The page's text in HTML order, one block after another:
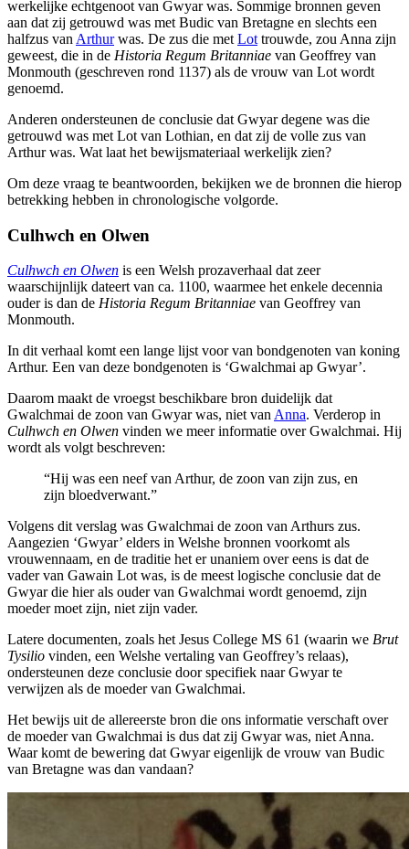
werkelijke echtgenoot van Gwyar was. Sommige bronnen geven
aan dat zij getrouwd was met Budic van Bretagne en slechts een
halfzus van Arthurwas. De zus die met Lot trouwde, zou Anna zijn
geweest, die in de Historia Regum Britanniae van Geoffrey van
Monmouth (geschreven rond 1137) als de vrouw van Lot wordt
genoemd.
Anderen ondersteunen de conclusie dat Gwyar degene was die
getrouwd was met Lot van Lothian, en dat zij de volle zus van
Arthur was. Wat laat het bewijsmateriaal werkelijk zien?
Om deze vraag te beantwoorden, bekijken we de bronnen die hierop
betrekking hebben in chronologische volgorde.
Culhwch en Olwen
Culhwch en Olwen is een Welsh prozaverhaal dat zeer
waarschijnlijk dateert van ca. 1100, waarmee het enkele decennia
ouder is dan de Historia Regum Britanniae van Geoffrey van
Monmouth.
In dit verhaal komt een lange lijst voor van bondgenoten van koning
Arthur. Een van deze bondgenoten is ‘Gwalchmai ap Gwyar’.
Daarom maakt de vroegst beschikbare bron duidelijk dat
Gwalchmai de zoon van Gwyar was, niet van Anna. Verderop in
Culhwch en Olwen vinden we meer informatie over Gwalchmai. Hij
wordt als volgt beschreven:
“Hij was een neef van Arthur, de zoon van zijn zus, en
zijn bloedverwant.”
Volgens dit verslag was Gwalchmai de zoon van Arthurs zus.
Aangezien ‘Gwyar’ elders in Welshe bronnen voorkomt als
vrouwennaam, en de traditie het er unaniem over eens is dat de
vader van Gawain Lot was, is de meest logische conclusie dat de
Gwyar die hier als ouder van Gwalchmai wordt genoemd, zijn
moeder moet zijn, niet zijn vader.
Latere documenten, zoals het Jesus College MS 61 (waarin we Brut
Tysilio vinden, een Welshe vertaling van Geoffrey’s relaas),
ondersteunen deze conclusie door specifiek naar Gwyar te
verwijzen als de moeder van Gwalchmai.
Het bewijs uit de allereerste bron die ons informatie verschaft over
de moeder van Gwalchmai is dus dat zij Gwyar was, niet Anna.
Waar komt de bewering dat Gwyar eigenlijk de vrouw van Budic
van Bretagne was dan vandaan?